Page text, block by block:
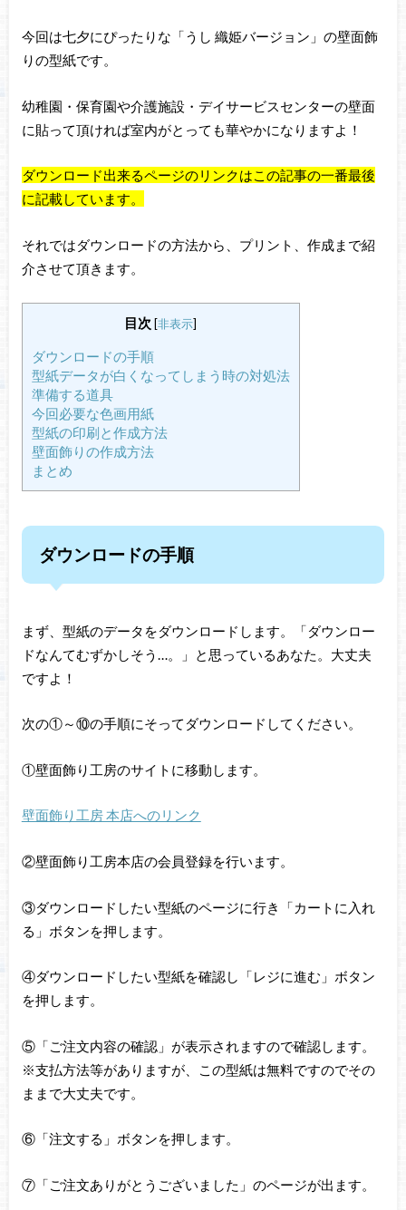
今回は七夕にぴったりな「うし 織姫バージョン」の壁面飾
りの型紙です。
幼稚園・保育園や介護施設・デイサービスセンターの壁面
に貼って頂ければ室内がとっても華やかになりますよ！
ダウンロード出来るページのリンクはこの記事の一番最後
に記載しています。
それではダウンロードの方法から、プリント、作成まで紹
介させて頂きます。
目次 [非表示]
ダウンロードの手順
型紙データが白くなってしまう時の対処法
準備する道具
今回必要な色画用紙
型紙の印刷と作成方法
壁面飾りの作成方法
まとめ
ダウンロードの手順
まず、型紙のデータをダウンロードします。「ダウンロー
ドなんてむずかしそう…。」と思っているあなた。大丈夫
ですよ！
次の①～⑩の手順にそってダウンロードしてください。
①壁面飾り工房のサイトに移動します。
壁面飾り工房 本店へのリンク
②壁面飾り工房本店の会員登録を行います。
③ダウンロードしたい型紙のページに行き「カートに入れ
る」ボタンを押します。
④ダウンロードしたい型紙を確認し「レジに進む」ボタン
を押します。
⑤「ご注文内容の確認」が表示されますので確認します。
※支払方法等がありますが、この型紙は無料ですのでその
ままで大丈夫です。
⑥「注文する」ボタンを押します。
⑦「ご注文ありがとうございました」のページが出ます。